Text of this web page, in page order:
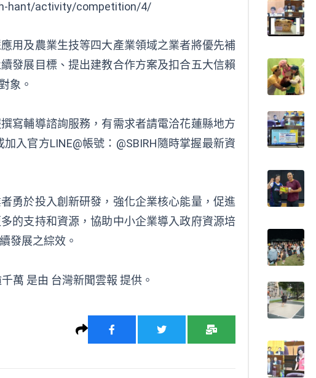
hant/activity/competition/4/
用及農業生技等四大產業領域之業者將優先補
發展目標、提出建教合作方案及扣合五大信賴
象。
寫輔導諮詢服務，有需求者請電洽花蓮縣地方
入官方LINE@帳號：@SBIRH隨時掌握最新資
勇於投入創新研發，強化企業核心能量，促進
的支持和資源，協助中小企業導入政府資源培
發展之綜效。
萬 是由 台灣新聞雲報 提供。